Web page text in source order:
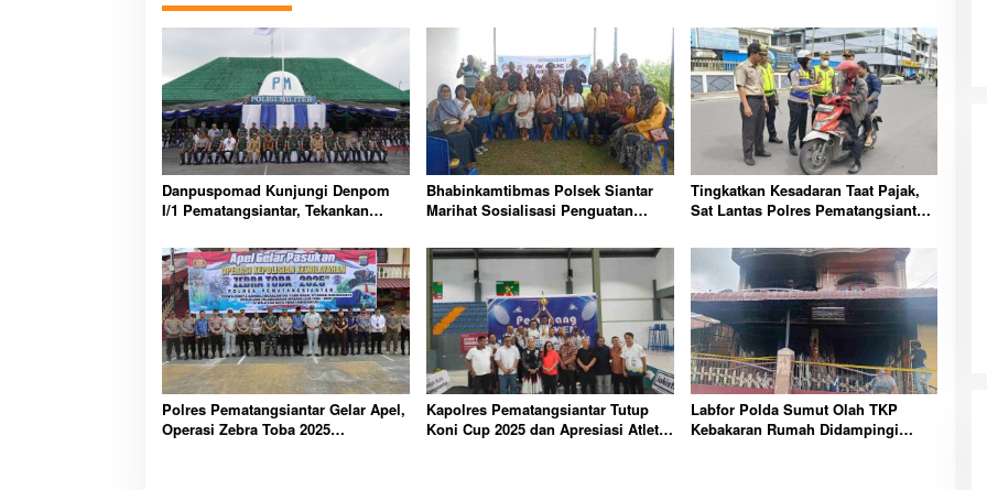
Danpuspomad Kunjungi Denpom
I/1 Pematangsiantar, Tekankan
Penegakan Hukum
Bhabinkamtibmas Polsek Siantar
Marihat Sosialisasi Penguatan
Tingkatkan Kesadaran Taat Pajak,
Sat Lantas Polres Pematangsiantar
Polres Pematangsiantar Gelar Apel,
Operasi Zebra Toba 2025
Kapolres Pematangsiantar Tutup
Koni Cup 2025 dan Apresiasi Atlet
Labfor Polda Sumut Olah TKP
Kebakaran Rumah Didampingi